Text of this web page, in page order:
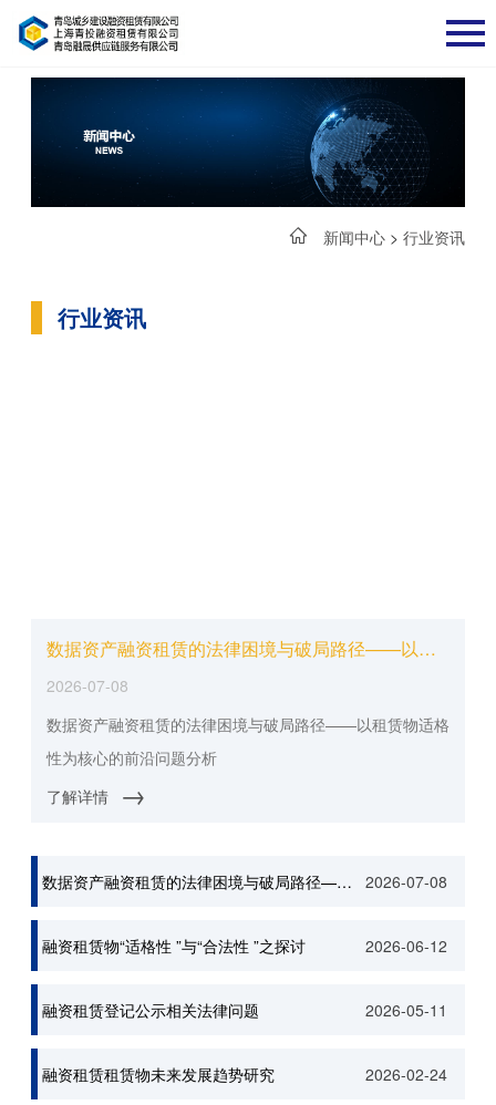
新闻中心 >行业资讯
行业资讯
数据资产融资租赁的法律困境与破局路径——以租赁物适格性为核心的前沿问题分析
2026-07-08
数据资产融资租赁的法律困境与破局路径——以租赁物适格
性为核心的前沿问题分析
了解详情
→
数据资产融资租赁的法律困境与破局路径——以租赁物适格性为核心的前沿问题分析 2026-07-08
融资租赁物“适格性 ”与“合法性 ”之探讨 2026-06-12
融资租赁登记公示相关法律问题 2026-05-11
融资租赁租赁物未来发展趋势研究 2026-02-24